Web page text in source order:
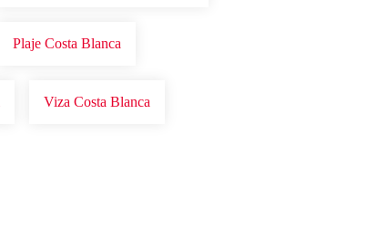
Plaje Costa Blanca
Viza Costa Blanca